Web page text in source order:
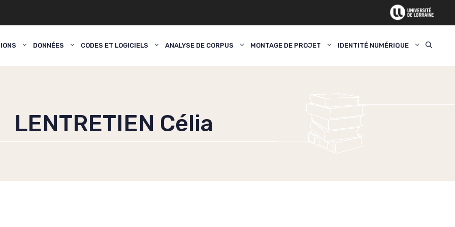
DONNÉES CODES ET LOGICIELS ANALYSE DE CORPUS MONTAGE DE PROJET IDENTITÉ NUMÉRIQUE
LENTRETIEN Célia